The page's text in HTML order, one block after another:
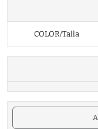
COLOR/Talla